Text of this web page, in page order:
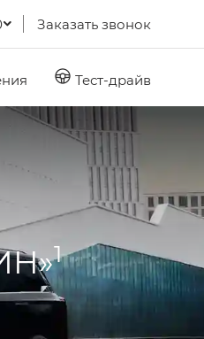
Заказать звонок
Тест-драйв
1